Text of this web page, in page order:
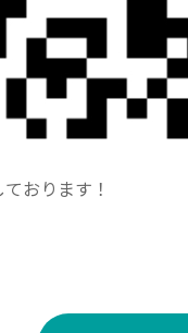
おります！